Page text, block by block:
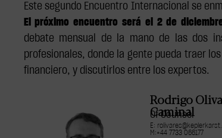
Este segundo Encuentro Internacional se
El próximo encuentro será el 2 de
debate mensual de la mano de las dos
profesionales, donde la gente pueda traer
financiero, y discutirlos entre los expertos.
Rodrigo
Caminal
Of Counsel
E:
M:+44 7733 066177